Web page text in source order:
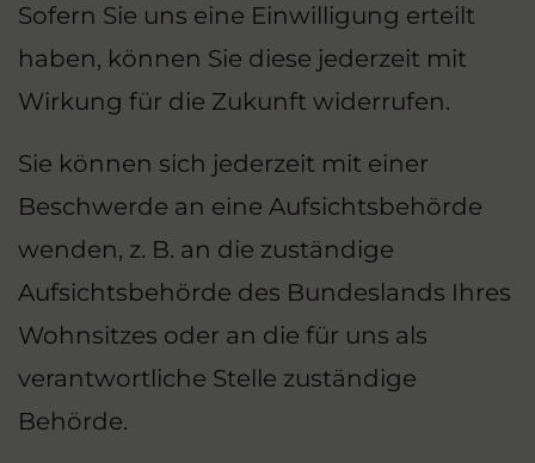
Sofern Sie uns eine Einwilligung erteilt
haben, können Sie diese jederzeit mit
Wirkung für die Zukunft widerrufen.
Sie können sich jederzeit mit einer
Beschwerde an eine Aufsichtsbehörde
wenden, z. B. an die zuständige
Aufsichtsbehörde des Bundeslands Ihres
Wohnsitzes oder an die für uns als
verantwortliche Stelle zuständige
Behörde.